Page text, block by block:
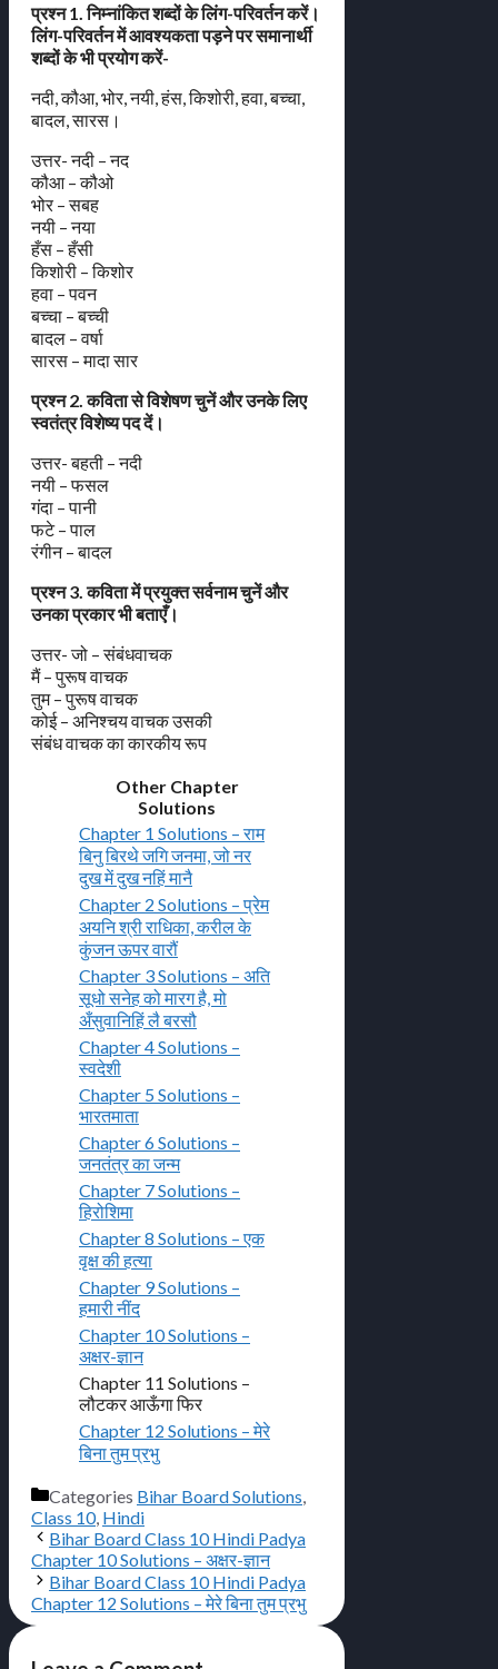
प्रश्न 1. निम्नांकित शब्दों के लिंग-परिवर्तन करें।
लिंग-परिवर्तन में आवश्यकता पड़ने पर समानार्थी
शब्दों के भी प्रयोग करें-
नदी, कौआ, भोर, नयी, हंस, किशोरी, हवा, बच्चा,
बादल, सारस।
उत्तर- नदी – नद
कौआ – कौओ
भोर – सबह
नयी – नया
हँस – हँसी
किशोरी – किशोर
हवा – पवन
बच्चा – बच्ची
बादल – वर्षा
सारस – मादा सार
प्रश्न 2. कविता से विशेषण चुनें और उनके लिए
स्वतंत्र विशेष्य पद दें।
उत्तर- बहती – नदी
नयी – फसल
गंदा – पानी
फटे – पाल
रंगीन – बादल
प्रश्न 3. कविता में प्रयुक्त सर्वनाम चुनें और
उनका प्रकार भी बताएँ।
उत्तर- जो – संबंधवाचक
मैं – पुरूष वाचक
तुम – पुरूष वाचक
कोई – अनिश्चय वाचक उसकी
संबंध वाचक का कारकीय रूप
Other Chapter
Solutions
Chapter 1 Solutions – राम
बिनु बिरथे जगि जनमा, जो नर
दुख में दुख नहिं मानै
Chapter 2 Solutions – प्रेम
अयनि श्री राधिका, करील के
कुंजन ऊपर वारौं
Chapter 3 Solutions – अति
सूधो सनेह को मारग है, मो
अँसुवानिहिं लै बरसौ
Chapter 4 Solutions –
स्वदेशी
Chapter 5 Solutions –
भारतमाता
Chapter 6 Solutions –
जनतंत्र का जन्म
Chapter 7 Solutions –
हिरोशिमा
Chapter 8 Solutions – एक
वृक्ष की हत्या
Chapter 9 Solutions –
हमारी नींद
Chapter 10 Solutions –
अक्षर-ज्ञान
Chapter 11 Solutions –
लौटकर आऊँगा फिर
Chapter 12 Solutions – मेरे
बिना तुम प्रभु
Categories Bihar Board Solutions
Class 10, Hindi
Bihar Board Class 10 Hindi Padya
Chapter 10 Solutions – अक्षर-ज्ञान
Bihar Board Class 10 Hindi Padya
Chapter 12 Solutions – मेरे बिना तुम प्रभु